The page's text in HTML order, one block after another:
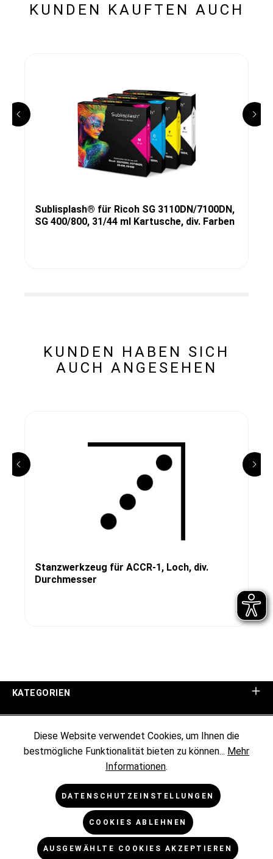
KUNDEN KAUFTEN AUCH
Sublisplash® für Ricoh SG 3110DN/7100DN,
SG 400/800, 31/44 ml Kartusche, div. Farben
KUNDEN HABEN SICH
AUCH ANGESEHEN
Stanzwerkzeug für ACCR-1, Loch, div.
Durchmesser
KATEGORIEN
KUNDENINFORMATIONEN
RECHTLICHES
Diese Website verwendet Cookies, um Ihnen die
bestmögliche Funktionalität bieten zu können... Mehr
Informationen.
DATENSCHUTZEINSTELLUNGEN
COOKIES ABLEHNEN
AUSGEWÄHLTE COOKIES AKZEPTIEREN